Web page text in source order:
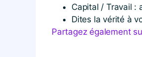
Capital / Travail :
Dites la vérité à
Partagez également